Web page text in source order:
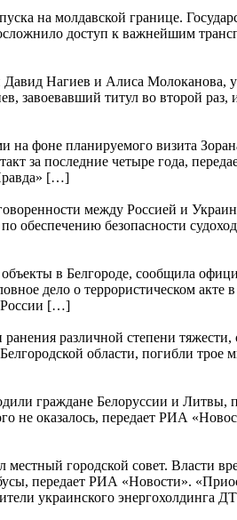
на молдавской границе.
доступ к важнейшим
Нагиев и Алиса Молоканова,
завоевавший титул во второй
фоне планируемого визита
за последние четыре года,
[…]
между Россией и
обеспечению безопасности
в Белгороде, сообщила
дело о террористическом акте
России […]
различной степени
области, погибли трое
граждане Белоруссии и
не оказалось, передает РИА
местный городской совет. Власти
передает РИА «Новости».
украинского энергохолдинга